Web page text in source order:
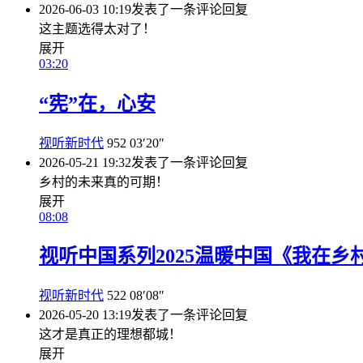
2026-06-03 10:19发表了一条评论回复
这主题选得太对了！
展开
03:20
“宪”在，心安
视听新时代 952 03′20″
2026-05-21 19:32发表了一条评论回复
乡村的未来真的可期！
展开
08:08
视听中国系列2025温暖中国《我在乡
视听新时代 522 08′08″
2026-05-20 13:19发表了一条评论回复
这才是真正的理想都城！
展开